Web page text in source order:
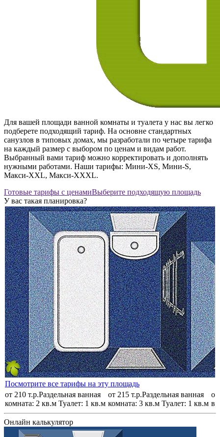
Для вашей площади ванной комнаты и туалета у нас вы легко
подберете подходящий тариф. На основне стандартных
санузлов в типовых домах, мы разработали по четыре тарифа
на каждый размер с выбором по ценам и видам работ.
Выбранный вами тариф можно корректировать и дополнять
нужными работами. Наши тарифы: Мини-XS, Мини-S,
Макси-XXL, Макси-XXXL.
Готовые тарифы с ценамиВыберите подходящую площадь
У вас такая планировка?
Посмотрите все тарифы на эту площадь
от 210 т.р.Раздельная ванная
комната: 2 кв.м Туалет: 1 кв.м
от 215 т.р.Раздельная ванная
комната: 3 кв.м Туалет: 1 кв.м
Онлайн калькулятор